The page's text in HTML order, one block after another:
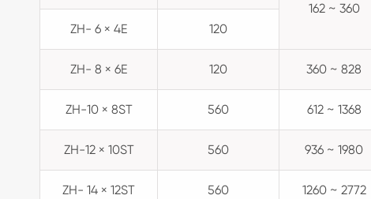
162 ~ 360
ZH- 6 × 4E
120
ZH- 8 × 6E 120 360 ~ 828
ZH-10 × 8ST 560 612 ~ 1368
ZH-12 × 10ST 560 936 ~ 1980
ZH- 14 × 12ST 560 1260 ~ 2772